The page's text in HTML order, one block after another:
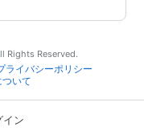
Rights Reserved.
ライバシーポリシー
いて
イン